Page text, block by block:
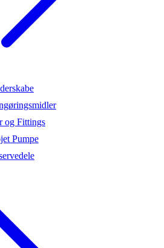
og Fittings
Pumpe